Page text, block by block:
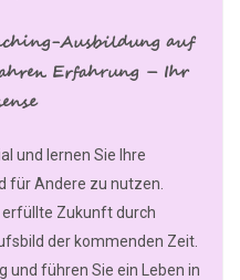
Ausbildung auf
Erfahrung – Ihr
und lernen Sie Ihre
für Andere zu nutzen.
Zukunft durch
der kommenden Zeit.
und führen Sie ein Leben in